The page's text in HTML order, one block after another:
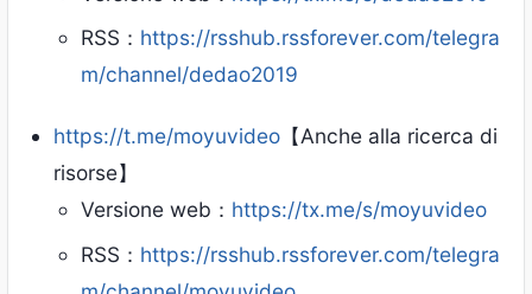
RSS： https://rsshub.rssforever.com/telegra
m/channel/dedao2019
https://t.me/moyuvideo 【Anche alla ricerca di
risorse】
Versione web： https://tx.me/s/moyuvideo
RSS： https://rsshub.rssforever.com/telegra